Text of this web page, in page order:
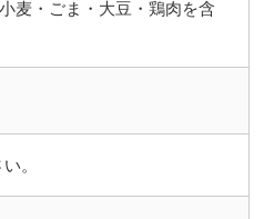
麦・ごま・大豆・鶏肉を含
。